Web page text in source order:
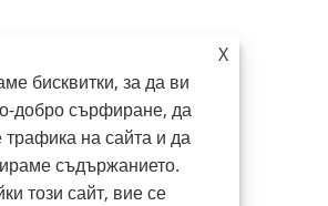
X
бисквитки, за да ви
добро сърфиране, да
на сайта и да
съдържанието.
този сайт, вие се